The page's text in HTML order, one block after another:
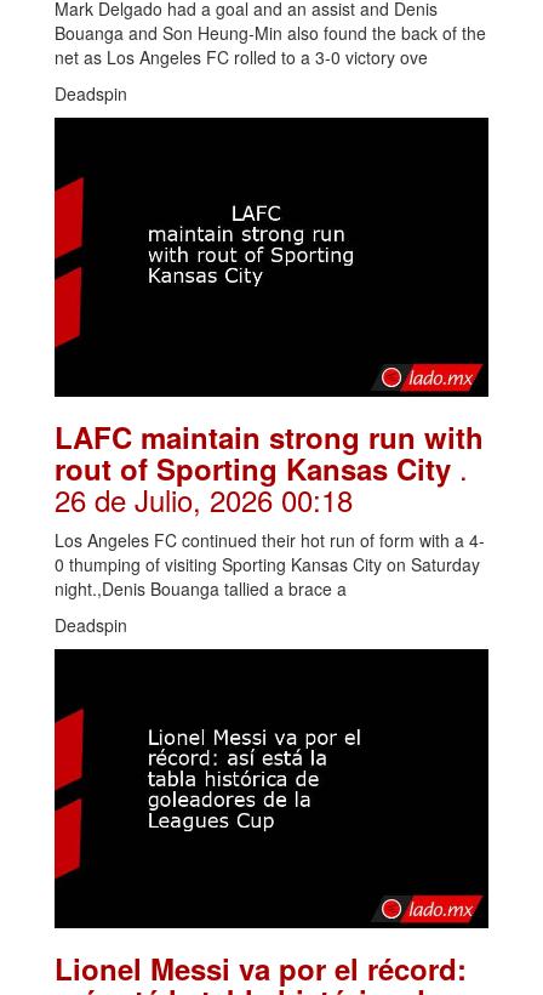
Mark Delgado had a goal and an assist and Denis
Bouanga and Son Heung-Min also found the back of the
net as Los Angeles FC rolled to a 3-0 victory ove
Deadspin
LAFC maintain strong run with
rout of Sporting Kansas City .
26 de Julio, 2026 00:18
Los Angeles FC continued their hot run of form with a 4-
0 thumping of visiting Sporting Kansas City on Saturday
night.,Denis Bouanga tallied a brace a
Deadspin
Lionel Messi va por el récord: